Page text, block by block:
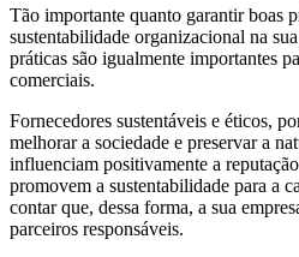
Tão importante quanto garantir boas
sustentabilidade organizacional na
práticas são igualmente importantes
comerciais.
Fornecedores sustentáveis e éticos,
melhorar a sociedade e preservar a
influenciam positivamente a
promovem a sustentabilidade para a
contar que, dessa forma, a sua
parceiros responsáveis.